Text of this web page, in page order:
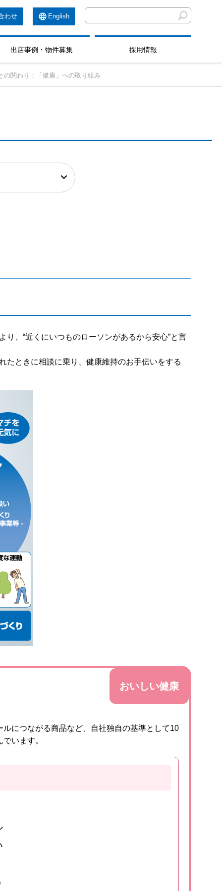
わせ English
出店事例・物件募集 採用情報
の関わり：「健康」への取り組み
、“近くにいつものローソンがあるから安心”と言
たときに相談に乗り、健康維持のお手伝いをする
おいしい健康
につながる商品など、自社独自の基準として10
います。